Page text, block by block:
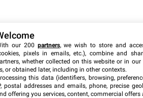
our 200 partners, we wish to store and
pixels in emails, etc.), combine and
whether collected on this website or in
or obtained later, including in other contexts.
this data (identifiers, browsing,
postal addresses and emails, phone, precise
offering you services, content, commercial offers